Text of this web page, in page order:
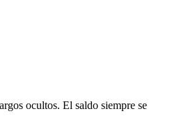
ocultos. El saldo siempre se